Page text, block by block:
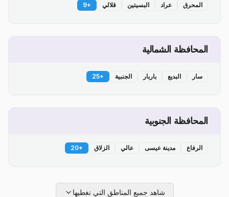
المحرق عراد البسيتين قلالي +
9
المحافظة الشمالية
سار البديع باربار الجنبية +
25
المحافظة الجنوبية
الرفاع مدينة عيسى عالي الزلاق +
20
شاهد جميع المناطق التي نغطيها